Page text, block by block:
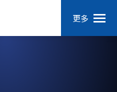
更多